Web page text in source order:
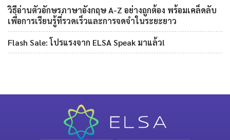
วิธีอ่านตัวอักษรภาษาอังกฤษ A-Z อย่างถูกต้อง พร้อมเคล็ดลับ
เพื่อการเรียนรู้ที่รวดเร็วและการจดจำในระยะยาว
Flash Sale: โปรแรงจาก ELSA Speak มาแล้ว!